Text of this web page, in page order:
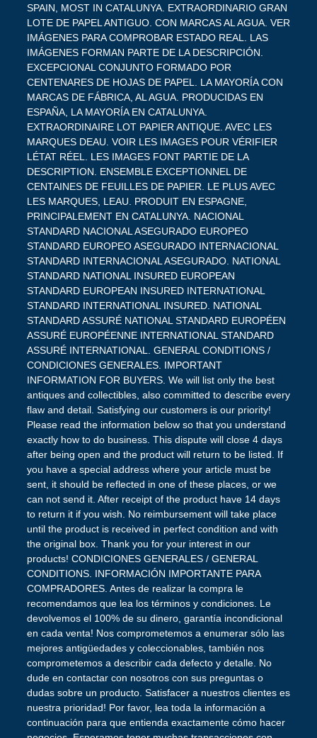
SPAIN, MOST IN CATALUNYA. EXTRAORDINARIO GRAN
LOTE DE PAPEL ANTIGUO. CON MARCAS AL AGUA. VER
IMÁGENES PARA COMPROBAR ESTADO REAL. LAS
IMÁGENES FORMAN PARTE DE LA DESCRIPCIÓN.
EXCEPCIONAL CONJUNTO FORMADO POR
CENTENARES DE HOJAS DE PAPEL. LA MAYORÍA CON
MARCAS DE FÁBRICA, AL AGUA. PRODUCIDAS EN
ESPAÑA, LA MAYORÍA EN CATALUNYA.
EXTRAORDINAIRE LOT PAPIER ANTIQUE. AVEC LES
MARQUES DEAU. VOIR LES IMAGES POUR VÉRIFIER
LÉTAT RÉEL. LES IMAGES FONT PARTIE DE LA
DESCRIPTION. ENSEMBLE EXCEPTIONNEL DE
CENTAINES DE FEUILLES DE PAPIER. LE PLUS AVEC
LES MARQUES, LEAU. PRODUIT EN ESPAGNE,
PRINCIPALEMENT EN CATALUNYA. NACIONAL
STANDARD NACIONAL ASEGURADO EUROPEO
STANDARD EUROPEO ASEGURADO INTERNACIONAL
STANDARD INTERNACIONAL ASEGURADO. NATIONAL
STANDARD NATIONAL INSURED EUROPEAN
STANDARD EUROPEAN INSURED INTERNATIONAL
STANDARD INTERNATIONAL INSURED. NATIONAL
STANDARD ASSURÉ NATIONAL STANDARD EUROPÉEN
ASSURÉ EUROPÉENNE INTERNATIONAL STANDARD
ASSURÉ INTERNATIONAL. GENERAL CONDITIONS /
CONDICIONES GENERALES. IMPORTANT
INFORMATION FOR BUYERS. We will list only the best
antiques and collectibles, also committed to describe every
flaw and detail. Satisfying our customers is our priority!
Please read the information below so that you understand
exactly how to do business. This dispute will close 4 days
after being open and the product will return to be listed. If
you have a special address where your article must be
sent, it should be reflected in one of these places, or we
can not send it. After receipt of the product have 14 days
to return it if you wish. No reimbursement will take place
until the product is received in perfect condition and with
the original box. Thank you for your interest in our
products! CONDICIONES GENERALES / GENERAL
CONDITIONS. INFORMACIÓN IMPORTANTE PARA
COMPRADORES. Antes de realizar la compra le
recomendamos que lea los términos y condiciones. Le
devolvemos el 100% de su dinero, garantía incondicional
en cada venta! Nos comprometemos a enumerar sólo las
mejores antigüedades y coleccionables, también nos
comprometemos a describir cada defecto y detalle. No
dude en contactar con nosotros con sus preguntas o
dudas sobre un producto. Satisfacer a nuestros clientes es
nuestra prioridad! Por favor, lea toda la información a
continuación para que entienda exactamente cómo hacer